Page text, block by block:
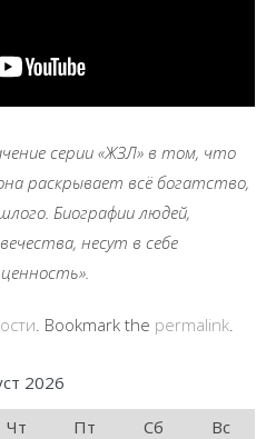
серии «ЖЗЛ» в том, что
раскрывает всё богатство,
Биографии людей,
несут в себе
. Bookmark the permalink
2026
Чт Пт Сб
Вс